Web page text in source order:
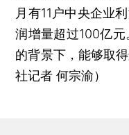
月有11户中央企业
润增量超过100亿
的背景下，能够取
社记者 何宗渝）